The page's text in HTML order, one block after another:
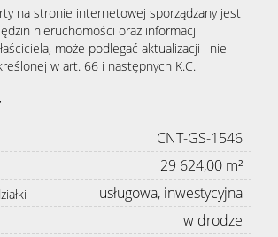
na stronie internetowej sporządzany jest
nieruchomości oraz informacji
może podlegać aktualizacji i nie
w art. 66 i następnych K.C.
CNT-GS-1546
29 624,00 m²
usługowa, inwestycyjna
w drodze